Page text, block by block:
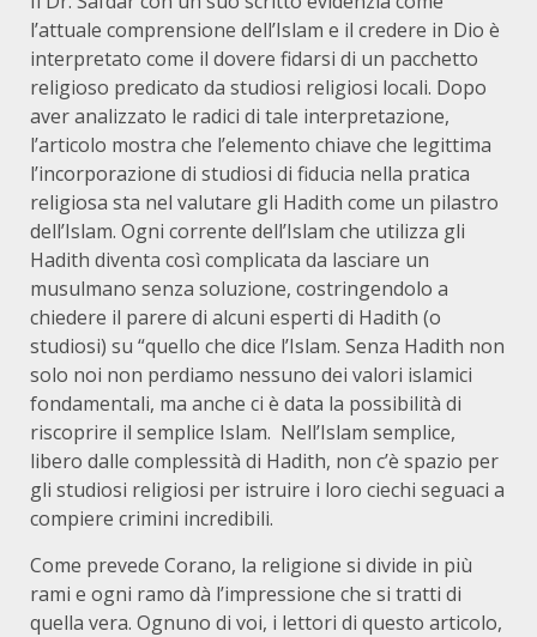
l’attuale comprensione dell’Islam e il credere in Dio è
interpretato come il dovere fidarsi di un pacchetto
religioso predicato da studiosi religiosi locali. Dopo
aver analizzato le radici di tale interpretazione,
l’articolo mostra che l’elemento chiave che legittima
l’incorporazione di studiosi di fiducia nella pratica
religiosa sta nel valutare gli Hadith come un pilastro
dell’Islam. Ogni corrente dell’Islam che utilizza gli
Hadith diventa così complicata da lasciare un
musulmano senza soluzione, costringendolo a
chiedere il parere di alcuni esperti di Hadith (o
studiosi) su “quello che dice l’Islam. Senza Hadith non
solo noi non perdiamo nessuno dei valori islamici
fondamentali, ma anche ci è data la possibilità di
riscoprire il semplice Islam. Nell’Islam semplice,
libero dalle complessità di Hadith, non c’è spazio per
gli studiosi religiosi per istruire i loro ciechi seguaci a
compiere crimini incredibili.
Come prevede Corano, la religione si divide in più
rami e ogni ramo dà l’impressione che si tratti di
quella vera. Ognuno di voi, i lettori di questo articolo,